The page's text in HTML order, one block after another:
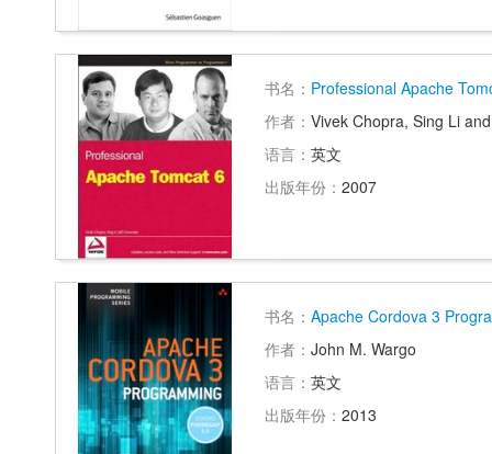
书名： Professional Apache
作者： Vivek Chopra, Sing Li
语言： 英文
出版年份： 2007
书名： Apache Cordova 3
作者： John M. Wargo
语言： 英文
出版年份： 2013